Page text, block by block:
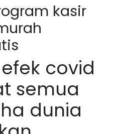
kasir
efek covid
semua
dunia